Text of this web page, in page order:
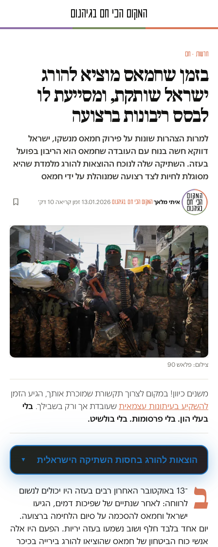
חדשות · חם
בזמן שחמאס מוציא להורג
ישראל שותקת, ומסייעת לו
לבסס ריבונות ברצועה
למרות הצהרות שונות על פירוק חמאס מנשקו, ישראל
דווקא חשה בנוח עם העובדה שחמאס הוא הריבון בפועל
בעזה. השתיקה שלה לנוכח ההוצאות להורג מלמדת שהיא
מסוגלת לחיות לצד רצועה שמנוהלת על ידי חמאס
איתי מלאך·המקום הכי חם בגיהנום·
13.01.2026
·זמן קריאה 10 דק׳
צילום: פלאש 90
משנים כיוון! במקום לצרוך תקשורת שמוכרת אותך, הגיע הזמן
להשקיע בעיתונות עצמאיתשעובדת אך ורק בשבילך. בלי
בעלי הון. בלי פרסומות. בלי בולשיט.
הוצאות להורג בחסות השתיקה הישראלית
ב
־13 באוקטובר האחרון רבים בעזה היו יכולים לנשום
לרווחה: לאחר שנתיים של שפיכות דמים, הגיעו
ישראל וחמאס להסכמה על סיום הלחימה ברצועה.
יום אחד בלבד חלף ושוב נשמעו בעזה יריות. הפעם היו אלה
אנשי כוח הביטחון של חמאס שהוציאו להורג בירייה בכיכר